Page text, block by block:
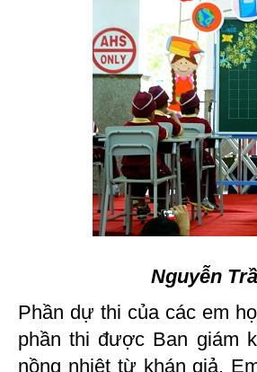
Nguyễn
Phần dự thi của các em
phần thi được Ban giám
nồng nhiệt từ khán giả.